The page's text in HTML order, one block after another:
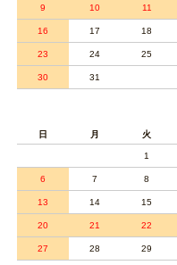
9 10 11
16 17 18
23 24 25
30 31
日 月 火
1
6 7 8
13 14 15
20 21 22
27 28 29